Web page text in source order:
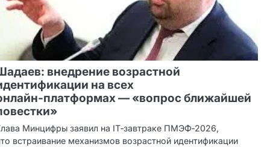
внедрение возрастной
на всех
— «вопрос ближайшей
Минцифры заявил на IT‑завтраке ПМЭФ‑2026,
встраивание механизмов возрастной идентификации